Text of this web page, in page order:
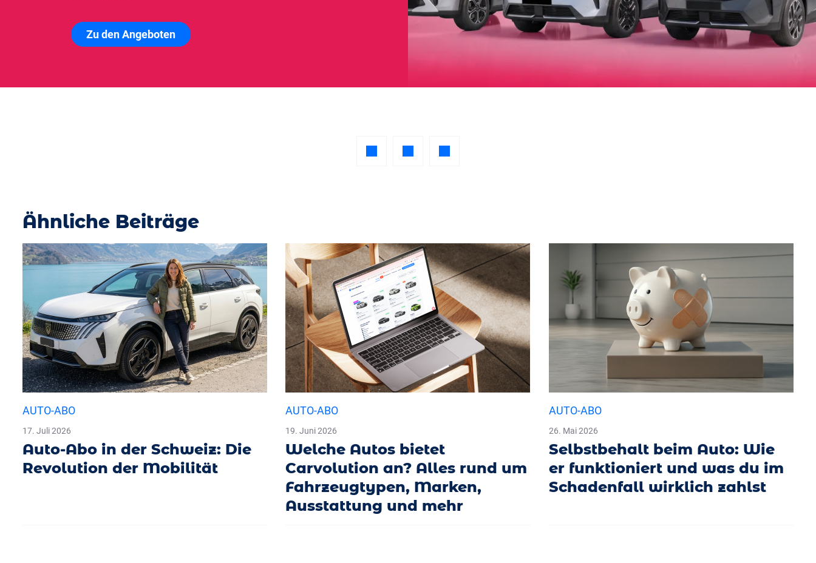
Zu den Angeboten
Ähnliche Beiträge
AUTO-ABO
17. Juli 2026
Auto-Abo in der Schweiz: Die
Revolution der Mobilität
AUTO-ABO
19. Juni 2026
Welche Autos bietet
Carvolution an? Alles rund um
Fahrzeugtypen, Marken,
Ausstattung und mehr
AUTO-ABO
26. Mai 2026
Selbstbehalt beim Auto: Wie
er funktioniert und was du im
Schadenfall wirklich zahlst